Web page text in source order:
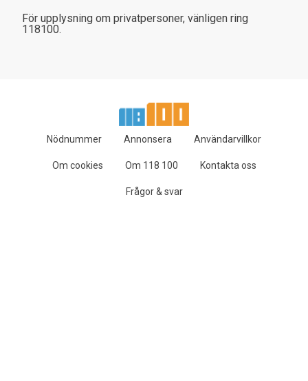
För upplysning om privatpersoner, vänligen ring
118100.
Nödnummer Annonsera Användarvillkor
Om cookies Om 118 100 Kontakta oss
Frågor & svar